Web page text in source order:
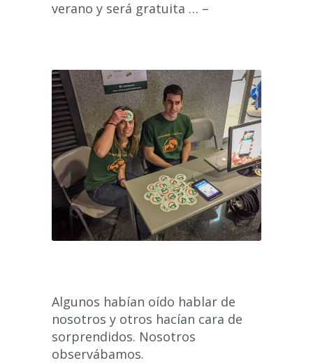
verano y será gratuita … –
Algunos habían oído hablar de
nosotros y otros hacían cara de
sorprendidos. Nosotros
observábamos.